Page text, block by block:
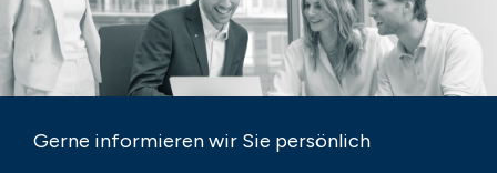
Gerne informieren wir Sie persönlich